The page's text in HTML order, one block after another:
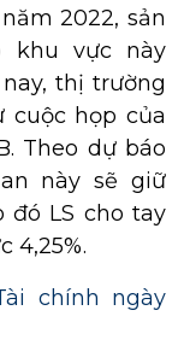
2022, sản
khu vực này
thị trường
họp của
Theo dự báo
này sẽ giữ
đó LS cho tay
4,25%.
chính ngày